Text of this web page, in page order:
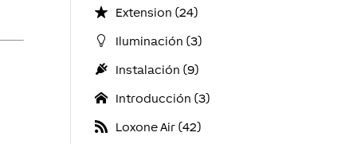
Extension (24)
Iluminación (3)
Instalación (9)
Introducción (3)
Loxone Air (42)